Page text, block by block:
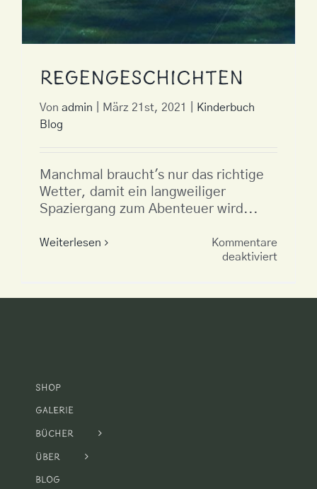
Regengeschichten
Von admin März 21st, 2021
Kinderbuch
Blog
Manchmal braucht's nur das richtige
Wetter, damit ein langweiliger
Spaziergang zum Abenteuer wird...
Weiterlesen
Kommentare
deaktiviertfür
Shop
Galerie
Bücher
Über
Blog